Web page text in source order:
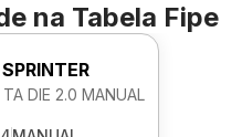
na Tabela Fipe
DIE 2.0 MANUAL